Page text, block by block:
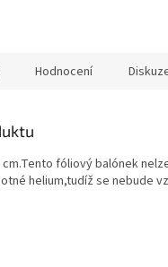
Hodnocení
fóliový balónek
helium,tudíž se nebude